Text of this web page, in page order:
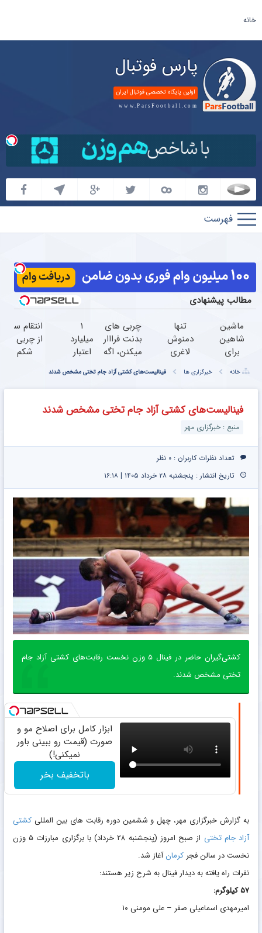
خانه
پارس فوتبال
اولین پایگاه تخصصی فوتبال ایران
www.ParsFootball.com
پارس
فوتبال
مطالب پیشنهادی
ماشین
شاهین
برای
داری؟
اینجا
سریع
و
راحت
تنها
دمنوش
لاغری
رسمی
وزارت
بهداشت
داره
چربی های
بدنت فرااار
میکنن، اگه
این
نوشیدنی
گیاهی رو
بخوری(لینک
خرید)
۱
میلیارد
اعتبار
قسطی
طلا | ۱۸
ماهه
پرداخت
انتقام
از چربی
شکم با
ویژه)
خانه خبرگزاری ها فینالیست‌های کشتی آزاد جام تختی مشخص شدند
فینالیست‌های کشتی آزاد جام تختی مشخص شدند
منبع : خبرگزاری مهر
تعداد نظرات کاربران : ۰ نظر
تاریخ انتشار : پنجشنبه ۲۸ خرداد ۱۴۰۵ | ۱۶:۱۸
کشتی‌گیران حاضر در فینال ۵ وزن نخست رقابت‌های کشتی آزاد جام
تختی مشخص شدند.
ابزار کامل برای اصلاح مو و
صورت (قیمت رو ببینی باور
نمیکنی!)
باتخفیف بخر
به گزارش خبرگزاری مهر، چهل و ششمین دوره رقابت های بین المللی کشتی
آزاد جام تختی
از صبح امروز (پنجشنبه ۲۸ خرداد) با برگزاری مبارزات ۵ وزن
نخست در سالن فجر کرمانآغاز شد.
نفرات راه یافته به دیدار فینال به شرح زیر هستند:
۵۷ کیلوگرم:
امیرمهدی اسماعیلی صفر – علی مومنی ۱۰